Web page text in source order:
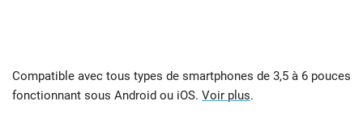
Compatible avec tous types de smartphones de 3,5 à 6 pouces
fonctionnant sous Android ou iOS. Voir plus.